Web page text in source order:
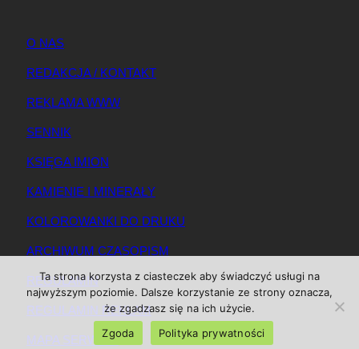
O NAS
REDAKCJA / KONTAKT
REKLAMA WWW
SENNIK
KSIĘGA IMION
KAMIENIE I MINERAŁY
KOLOROWANKI DO DRUKU
ARCHIWUM CZASOPISM
REGULAMIN
REGULAMIN REKLAM
MAPA SERWISU
Ta strona korzysta z ciasteczek aby świadczyć usługi na
najwyższym poziomie. Dalsze korzystanie ze strony oznacza,
że zgadzasz się na ich użycie.
Zgoda
Polityka prywatności